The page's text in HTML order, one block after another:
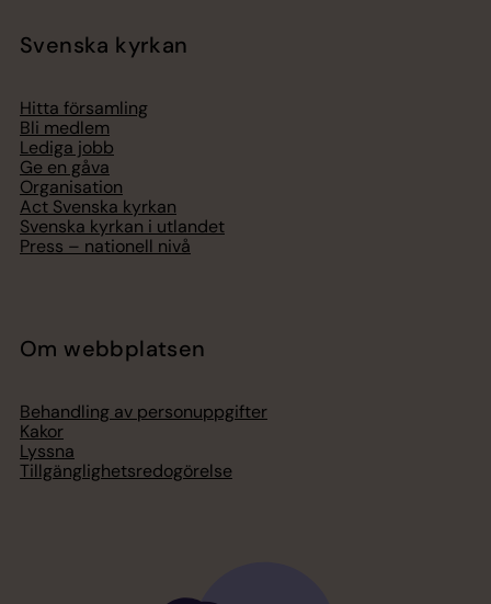
Svenska kyrkan
Hitta församling
Bli medlem
Lediga jobb
Ge en gåva
Organisation
Act Svenska kyrkan
Svenska kyrkan i utlandet
Press – nationell nivå
Om webbplatsen
Behandling av personuppgifter
Kakor
Lyssna
Tillgänglighetsredogörelse